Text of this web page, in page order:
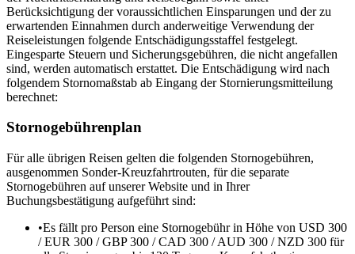
Berücksichtigung der voraussichtlichen Einsparungen und der zu
erwartenden Einnahmen durch anderweitige Verwendung der
Reiseleistungen folgende Entschädigungsstaffel festgelegt.
Eingesparte Steuern und Sicherungsgebühren, die nicht angefallen
sind, werden automatisch erstattet. Die Entschädigung wird nach
folgendem Stornomaßstab ab Eingang der Stornierungsmitteilung
berechnet:
Stornogebührenplan
Für alle übrigen Reisen gelten die folgenden Stornogebühren,
ausgenommen Sonder‑Kreuzfahrtrouten, für die separate
Stornogebühren auf unserer Website und in Ihrer
Buchungsbestätigung aufgeführt sind:
•Es fällt pro Person eine Stornogebühr in Höhe von USD 300
/ EUR 300 / GBP 300 / CAD 300 / AUD 300 / NZD 300 für